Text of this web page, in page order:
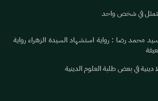
تتمثل في شخص واحد
محمد رضا : رواية استشهاد السيدة الزهراء رواية
دينية في بعض طلبة العلوم الدينية